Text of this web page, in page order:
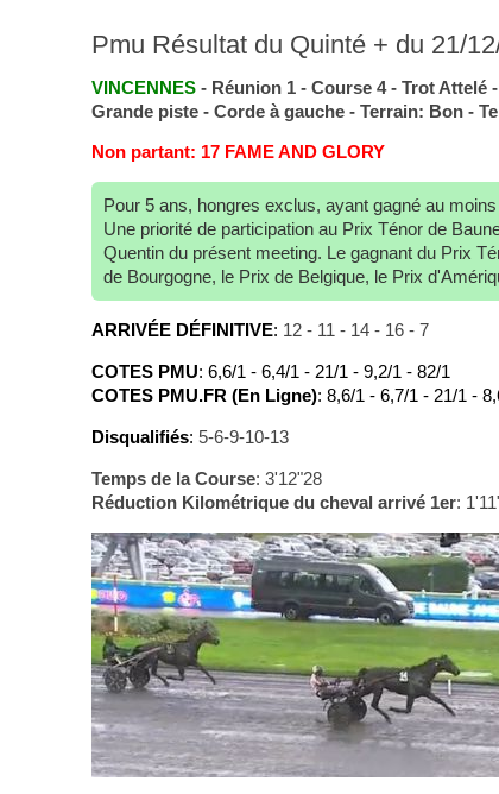
Pmu Résultat du Quinté + du 21/
VINCENNES- Réunion 1 - Course 4 - Trot Attelé
Grande piste - Corde à gauche - Terrain: Bon -
Non partant: 17 FAME AND GLORY
Pour 5 ans, hongres exclus, ayant gagné au
Une priorité de participation au Prix Ténor de
Quentin du présent meeting. Le gagnant du Prix
de Bourgogne, le Prix de Belgique, le Prix
ARRIVÉE DÉFINITIVE: 12 - 11 - 14 - 16 - 7
COTES PMU: 6,6/1 - 6,4/1 - 21/1 - 9,2/1 - 82/1
COTES PMU.FR (En Ligne): 8,6/1 - 6,7/1 - 21/1 -
Disqualifiés: 5-6-9-10-13
Temps de la Course: 3'12"28
Réduction Kilométrique du cheval arrivé 1er: